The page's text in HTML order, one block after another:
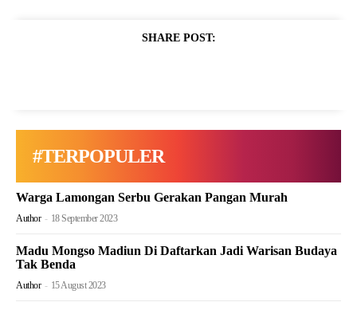
SHARE POST:
#TERPOPULER
Warga Lamongan Serbu Gerakan Pangan Murah
Author - 18 September 2023
Madu Mongso Madiun Di Daftarkan Jadi Warisan Budaya
Tak Benda
Author - 15 August 2023